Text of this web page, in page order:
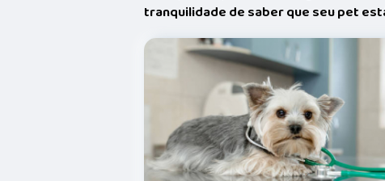
tranquilidade de saber que seu pet